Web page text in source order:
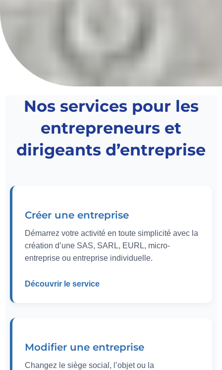
Nos services pour les
entrepreneurs et
dirigeants d’entreprise
Créer une entreprise
Démarrez votre activité en toute simplicité avec la
création d’une SAS, SARL, EURL, micro-
entreprise ou entreprise individuelle.
Découvrir le service
Modifier une entreprise
Changez le siège social, l’objet ou la